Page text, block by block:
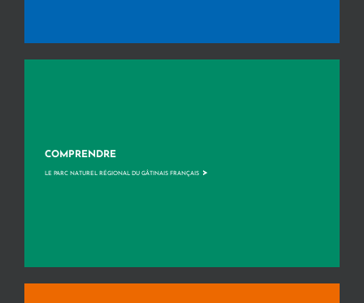
COMPRENDRE
LE PARC NATUREL RÉGIONAL DU GÂTINAIS FRANÇAIS >